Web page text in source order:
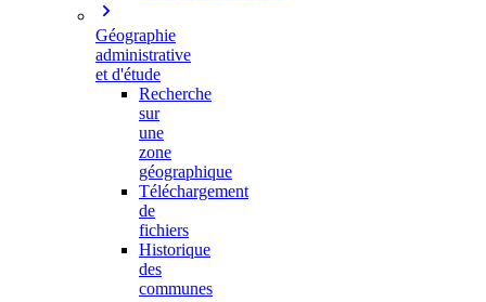
Géographie
administrative
et d'étude
Recherche
sur
une
zone
géographique
Téléchargement
de
fichiers
Historique
des
communes